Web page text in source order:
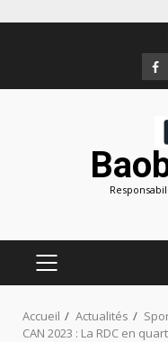
MENU
PRINCIPAL
Accueil Actualités
CAN 2023 : La RDC en